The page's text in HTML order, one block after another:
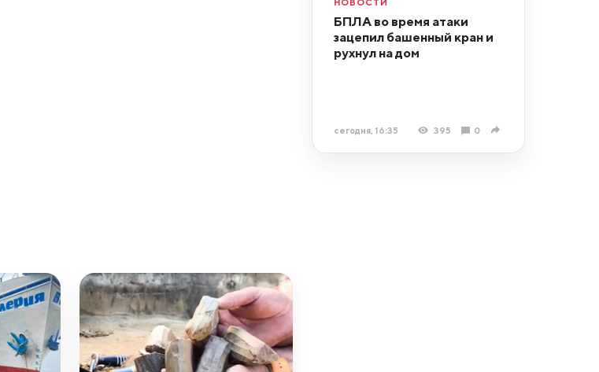
БПЛА во время атаки
зацепил башенный кран и
рухнул на дом
сегодня, 16:35 395 0